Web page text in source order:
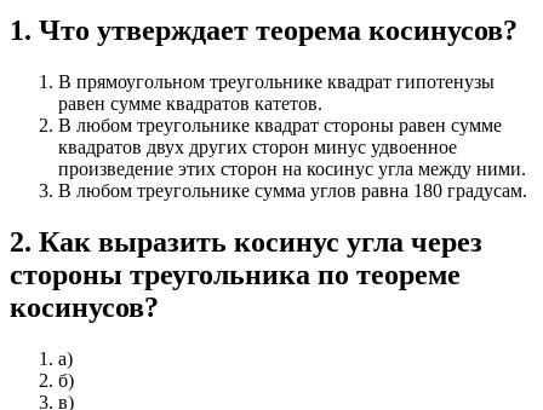
1. Что утверждает теорема косинусов?
В прямоугольном треугольнике квадрат гипотенузы
равен сумме квадратов катетов.
В любом треугольнике квадрат стороны равен сумме
квадратов двух других сторон минус удвоенное
произведение этих сторон на косинус угла между ними.
В любом треугольнике сумма углов равна 180 градусам.
2. Как выразить косинус угла через
стороны треугольника по теореме
косинусов?
а)
б)
в)